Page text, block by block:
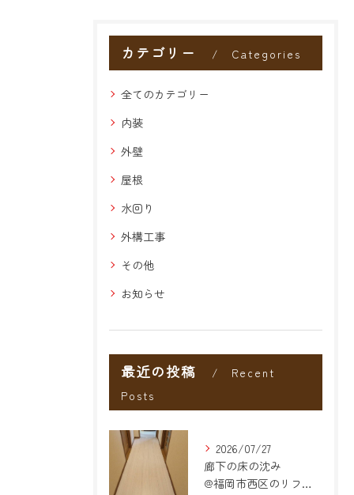
カテゴリー Categories
全てのカテゴリー
内装
外壁
屋根
水回り
外構工事
その他
お知らせ
最近の投稿
Recent
Posts
2026/07/27
廊下の床の沈み
@福岡市西区のリフォーム